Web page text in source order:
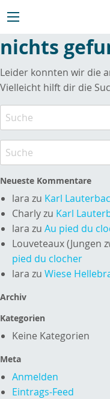
nichts
Leider konnten wir die
Vielleicht hilft dir die
Neueste Kommentare
lara zu Karl
Charlyzu Karl
lara zu Au pied du
Louveteaux (Jungen
pied du clocher
lara zu Wiese
Archiv
Kategorien
Keine Kategorien
Meta
Anmelden
Eintrags-Feed